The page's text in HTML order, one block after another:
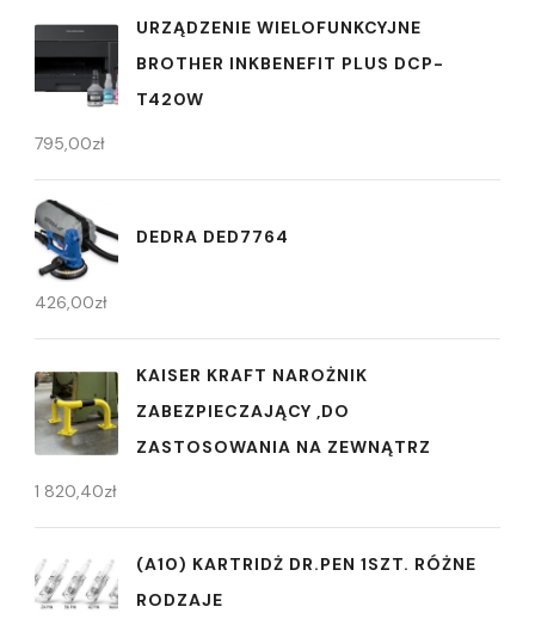
URZĄDZENIE WIELOFUNKCYJNE
BROTHER INKBENEFIT PLUS DCP-
T420W
795,00zł
DEDRA DED7764
426,00zł
KAISER KRAFT NAROŻNIK
ZABEZPIECZAJĄCY ,DO
ZASTOSOWANIA NA ZEWNĄTRZ
1 820,40zł
(A10) KARTRIDŻ DR.PEN 1SZT. RÓŻNE
RODZAJE